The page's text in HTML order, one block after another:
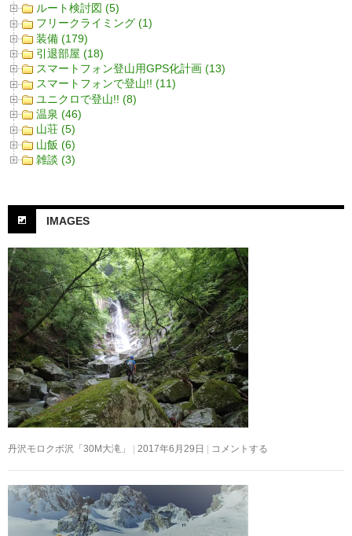
ルート検討図 (5)
フリークライミング (1)
装備 (179)
引退部屋 (18)
スマートフォン登山用GPS化計画 (13)
スマートフォンで登山!! (11)
ユニクロで登山!! (8)
温泉 (46)
山荘 (5)
山飯 (6)
雑談 (3)
IMAGES
丹沢モロクボ沢「30M大滝」 2017年6月29日 コメントする